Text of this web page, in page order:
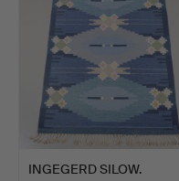
INGEGERD SILOW.